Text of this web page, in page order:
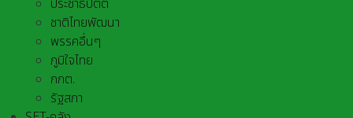
ประชาธิปัตต์
ชาติไทยพัฒนา
พรรคอื่นๆ
ภูมิใจไทย
กกต.
รัฐสภา